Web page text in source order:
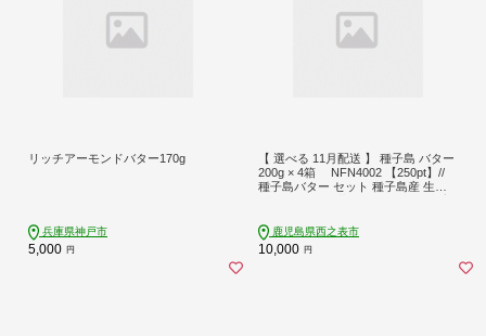
リッチアーモンドバター170g
兵庫県神戸市
5,000 円
【 選べる 11月配送 】 種子島 バター
200g × 4箱 NFN4002 【250pt】//
種子島バター セット 種子島産 生乳
人気鹿児島県西之表市
10,000 円